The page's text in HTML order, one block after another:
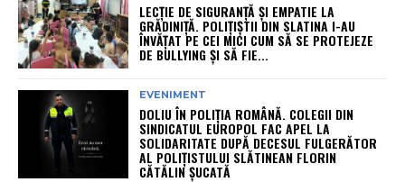
LECȚIE DE SIGURANȚĂ ȘI EMPATIE LA
GRĂDINIȚĂ. POLIȚIȘTII DIN SLATINA I-AU
ÎNVĂȚAT PE CEI MICI CUM SĂ SE PROTEJEZE
DE BULLYING ȘI SĂ FIE...
EVENIMENT
DOLIU ÎN POLIȚIA ROMÂNĂ. COLEGII DIN
SINDICATUL EUROPOL FAC APEL LA
SOLIDARITATE DUPĂ DECESUL FULGERĂTOR
AL POLIȚISTULUI SLĂTINEAN FLORIN
CĂTĂLIN ȘUCATĂ